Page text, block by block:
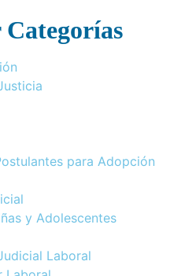
para Adopción
y Adolescentes
Laboral